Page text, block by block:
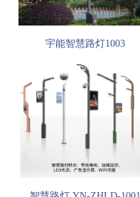
宇能智慧路灯1003